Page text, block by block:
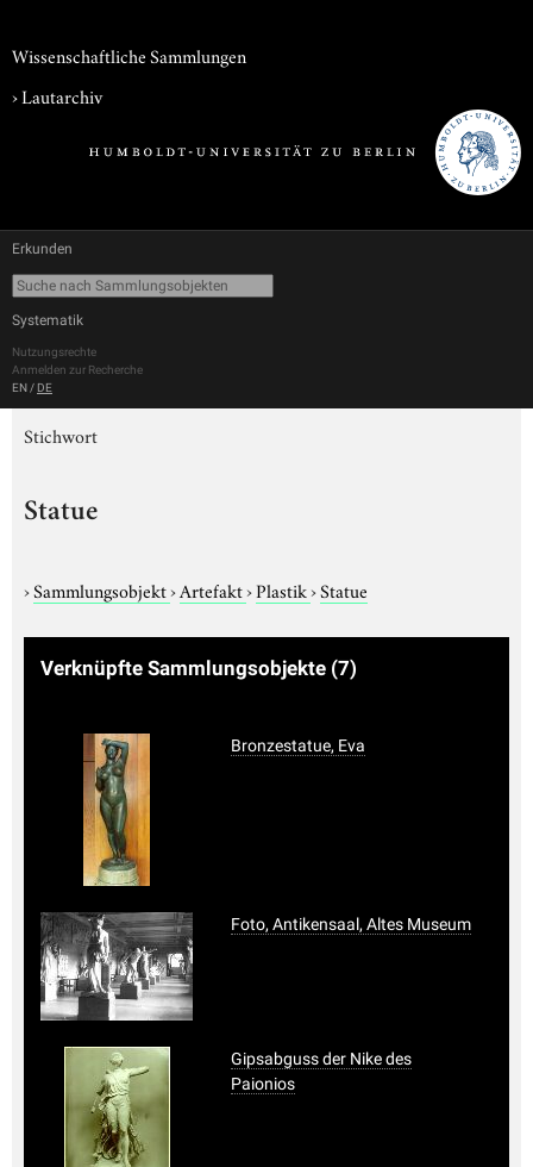
Wissenschaftliche Sammlungen
›Lautarchiv
Erkunden
Systematik
Nutzungsrechte
Anmelden zur Recherche
EN / DE
Stichwort
Statue
›Sammlungsobjekt›Artefakt›Plastik›Statue
Verknüpfte Sammlungsobjekte (7)
Bronzestatue, Eva
Foto, Antikensaal, Altes Museum
Gipsabguss der Nike des
Paionios